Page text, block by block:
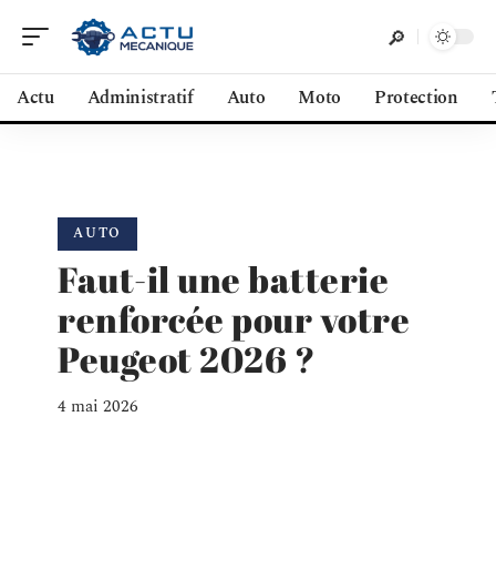
Actu Administratif Auto Moto Protection
AUTO
Faut-il une batterie
renforcée pour votre
Peugeot 2026 ?
4 mai 2026